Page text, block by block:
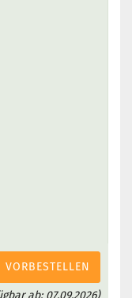
VORBESTELLEN
ab: 07.09.2026)